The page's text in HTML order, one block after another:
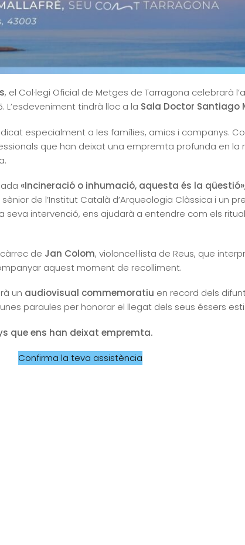
, el Col·legi Oficial de Metges de Tarragona celebrarà
L’esdeveniment tindrà lloc a la Sala Doctor Santiago
especialment a les famílies, amics i companys.
que han deixat una empremta profunda en la
«Incineració o inhumació, aquesta és la qüestió»
de l’Institut Català d’Arqueologia Clàssica i un
seva intervenció, ens ajudarà a entendre com els
de Jan Colom, violoncel·lista de Reus, que
aquest moment de recolliment.
un audiovisual commemoratiu en record dels
paraules per honorar el llegat dels seus éssers
que ens han deixat empremta.
Confirma la teva assistència